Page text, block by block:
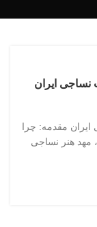
نساجی ایران
ایران مقدمه: چرا
مهد هنر نساجی